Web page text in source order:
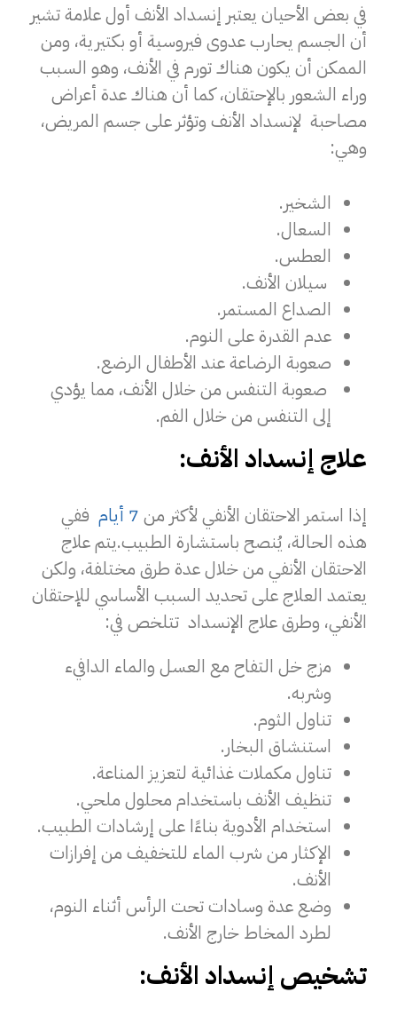
في بعض الأحيان يعتبر إنسداد الأنف أول علامة تشير
أن الجسم يحارب عدوى فيروسية أو بكتيرية، ومن
الممكن أن يكون هناك تورم في الأنف، وهو السبب
وراء الشعور بالإحتقان، كما أن هناك عدة أعراض
مصاحبة لإنسداد الأنف وتؤثر على جسم المريض،
وهي:
الشخير.
السعال.
العطس.
سيلان الأنف.
الصداع المستمر.
عدم القدرة على النوم.
صعوبة الرضاعة عند الأطفال الرضع.
صعوبة التنفس من خلال الأنف، مما يؤدي
إلى التنفس من خلال الفم.
علاج إنسداد الأنف:
إذا استمر الاحتقان الأنفي لأكثر من 7 أيام
ففي
هذه الحالة، يُنصح باستشارة الطبيب.يتم علاج
الاحتقان الأنفي من خلال عدة طرق مختلفة، ولكن
يعتمد العلاج على تحديد السبب الأساسي للإحتقان
الأنفي، وطرق علاج الإنسداد تتلخص في:
مزج خل التفاح مع العسل والماء الدافيء
وشربه.
تناول الثوم.
استنشاق البخار.
تناول مكملات غذائية لتعزيز المناعة.
تنظيف الأنف باستخدام محلول ملحي.
استخدام الأدوية بناءًا على إرشادات الطبيب.
الإكثار من شرب الماء للتخفيف من إفرازات
الأنف.
وضع عدة وسادات تحت الرأس أثناء النوم،
لطرد المخاط خارج الأنف.
تشخيص إنسداد الأنف: